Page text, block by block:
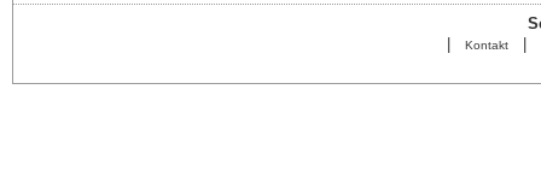
Kontakt